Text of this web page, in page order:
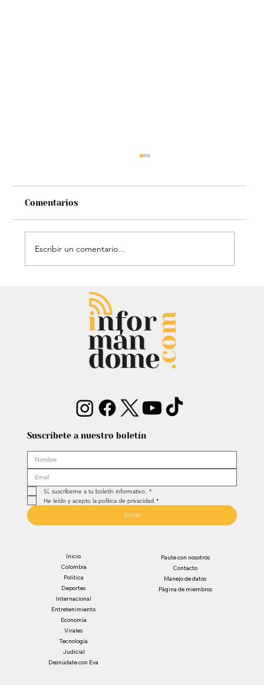
Chayanne se animó a trend viral y
dejó mensaje: “Antes de ser tu
Comentarios
Escribir un comentario...
Suscríbete a nuestro boletín
Sí, suscríbeme a tu boletín informativo. *
He leído y acepto la política de privacidad *
Enviar
Inicio
Colombia
Política
Deportes
Internacional
Entretenimiento
Economía
Virales
Tecnología
Judicial
Desnúdate con Eva
Paute con nosotros
Contacto
Manejo de datos
Página de miembros